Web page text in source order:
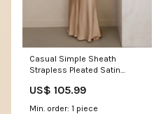
Casual Simple Sheath
Strapless Pleated Satin
Dress msf12875
US$ 105.99
Min. order: 1 piece